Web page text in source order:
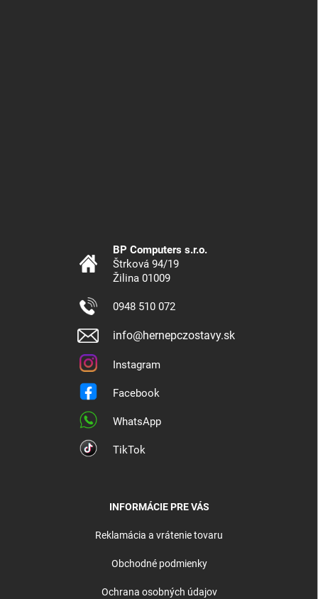
BP Computers s.r.o.
Štrková 94/19
Žilina 01009
0948 510 072
info@hernepczostavy.sk
Instagram
Facebook
WhatsApp
TikTok
INFORMÁCIE PRE VÁS
Reklamácia a vrátenie tovaru
Obchodné podmienky
Ochrana osobných údajov